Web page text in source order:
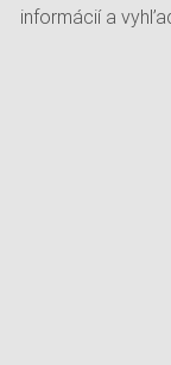
informácií a